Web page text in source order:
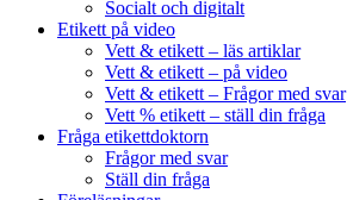
Socialt och digitalt
Etikett på video
Vett & etikett – läs artiklar
Vett & etikett – på video
Vett & etikett – Frågor med svar
Vett % etikett – ställ din fråga
Fråga etikettdoktorn
Frågor med svar
Ställ din fråga